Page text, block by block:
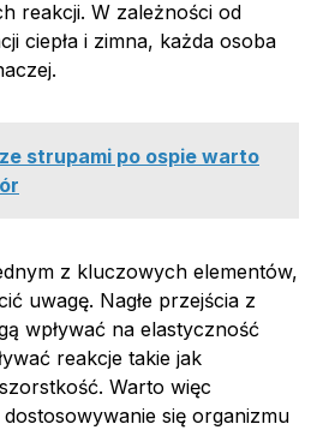
reakcji. W zależności od
ciepła i zimna, każda osoba
strupami po ospie warto
z kluczowych elementów,
uwagę. Nagłe przejścia z
wpływać na elastyczność
reakcje takie jak
Warto więc
się organizmu